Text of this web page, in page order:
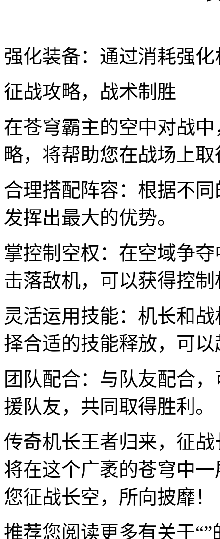
强化装备：通过消耗强
征战攻略，战术制胜
在苍穹霸主的空中对战
略，将帮助您在战场上
合理搭配阵容：根据不
发挥出最大的优势。
掌控制空权：在空域争
击落敌机，可以获得控
灵活运用技能：机长和
择合适的技能释放，可
团队配合：与队友配合
援队友，共同取得胜利。
传奇机长王者归来，征
将在这个广袤的苍穹中
您征战长空，所向披靡！
推荐您阅读更多有关于“”